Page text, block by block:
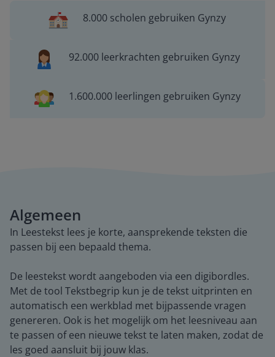
8.000 scholen gebruiken Gynzy
92.000 leerkrachten gebruiken Gynzy
1.600.000 leerlingen gebruiken Gynzy
Algemeen
In Leestekst lees je korte, aansprekende teksten die
passen bij een bepaald thema.
De leestekst wordt aangeboden via een digibordles.
Met de tool Tekstbegrip kun je de tekst uitprinten en
automatisch een werkblad met bijpassende vragen
genereren. Ook is het mogelijk om het leesniveau aan
te passen of een nieuwe tekst te laten maken, zodat de
les goed aansluit bij jouw klas.